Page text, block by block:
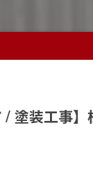
/ 塗装工事